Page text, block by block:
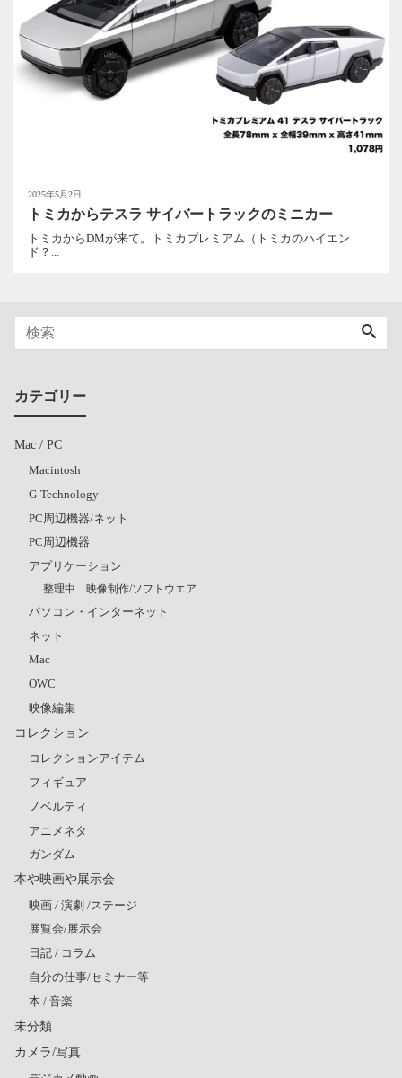
2025年5月2日
トミカからテスラ サイバートラックのミニカー
トミカからDMが来て。トミカプレミアム（トミカのハイエン
ド？...
カテゴリー
Mac / PC
Macintosh
G-Technology
PC周辺機器/ネット
PC周辺機器
アプリケーション
整理中 映像制作/ソフトウエア
パソコン・インターネット
ネット
Mac
OWC
映像編集
コレクション
コレクションアイテム
フィギュア
ノベルティ
アニメネタ
ガンダム
本や映画や展示会
映画 / 演劇 /ステージ
展覧会/展示会
日記 / コラム
自分の仕事/セミナー等
本 / 音楽
未分類
カメラ/写真